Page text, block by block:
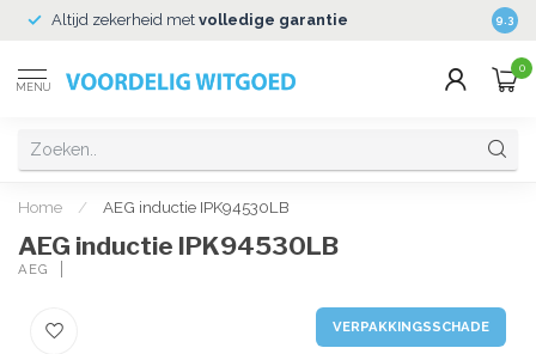
Altijd zekerheid met volledige garantie 9.3
MENU
0
Home / AEG inductie IPK94530LB
AEG inductie IPK94530LB
AEG
VERPAKKINGSSCHADE